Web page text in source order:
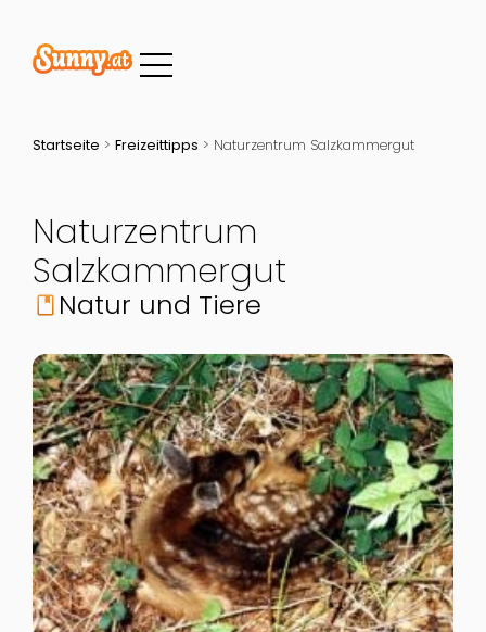
Startseite > Freizeittipps > Naturzentrum Salzkammergut
Naturzentrum
Salzkammergut
book Natur und Tiere